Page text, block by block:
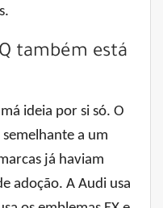
também está
ideia por si só. O
a um
já haviam
adoção. A Audi usa